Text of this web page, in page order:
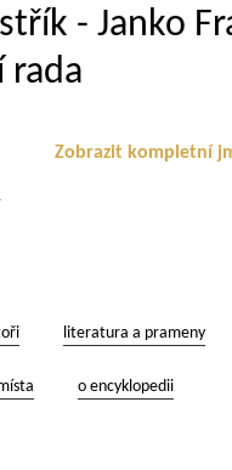
- Janko
rada
Zobrazit kompletní
literatura a prameny
o encyklopedii